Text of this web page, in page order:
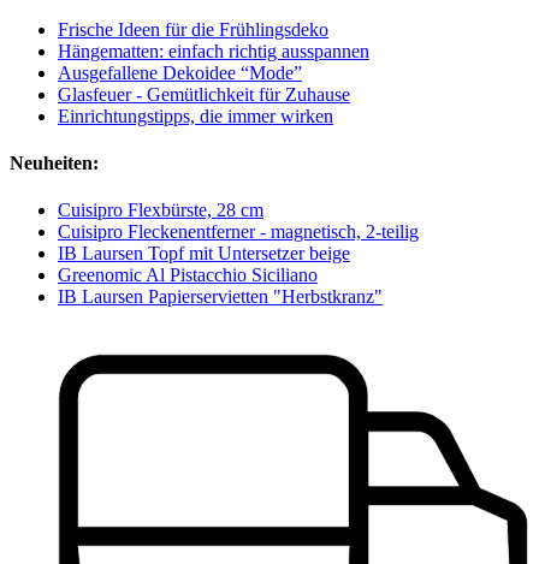
Frische Ideen für die Frühlingsdeko
Hängematten: einfach richtig ausspannen
Ausgefallene Dekoidee “Mode”
Glasfeuer - Gemütlichkeit für Zuhause
Einrichtungstipps, die immer wirken
Neuheiten:
Cuisipro Flexbürste, 28 cm
Cuisipro Fleckenentferner - magnetisch, 2-teilig
IB Laursen Topf mit Untersetzer beige
Greenomic Al Pistacchio Siciliano
IB Laursen Papierservietten "Herbstkranz"